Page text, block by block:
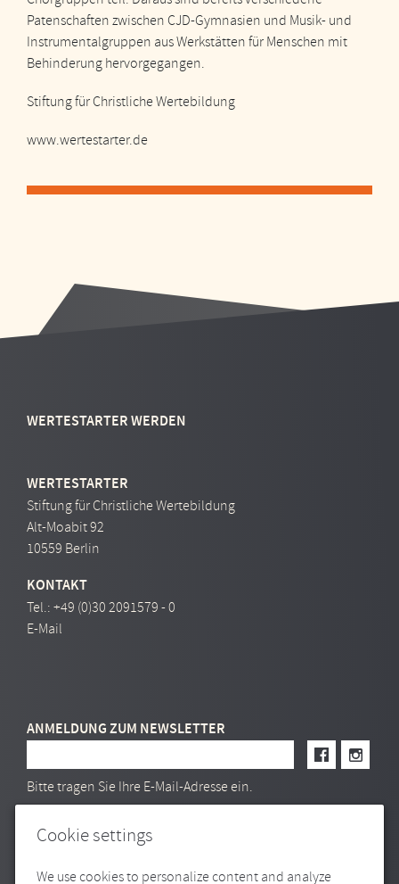
Patenschaften zwischen CJD-Gymnasien und Musik- und
Instrumentalgruppen aus Werkstätten für Menschen mit
Behinderung hervorgegangen.
Stiftung für Christliche Wertebildung
www.wertestarter.de
WERTESTARTER WERDEN
WERTESTARTER
Stiftung für Christliche Wertebildung
Alt-Moabit 92
10559 Berlin
KONTAKT
Tel.: +49 (0)30 2091579 - 0
E-Mail
ANMELDUNG ZUM NEWSLETTER
Bitte tragen Sie Ihre E-Mail-Adresse ein.
Cookie settings
We use cookies to personalize content and analyze